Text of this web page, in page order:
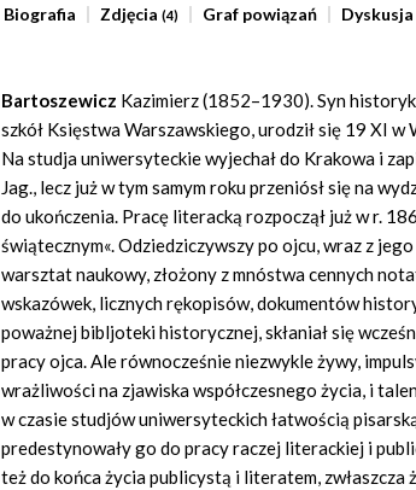
Biografia Zdjęcia(4) Graf powiązań Dyskusja
Bartoszewicz Kazimierz (1852–1930). Syn
szkół Księstwa Warszawskiego, urodził się 19 XI w
Na studja uniwersyteckie wyjechał do Krakowa i
Jag., lecz już w tym samym roku przeniósł się na
do ukończenia. Pracę literacką rozpoczął już w r.
świątecznym«. Odziedziczywszy po ojcu, wraz z
warsztat naukowy, złożony z mnóstwa cennych
wskazówek, licznych rękopisów, dokumentów
poważnej bibljoteki historycznej, skłaniał się
pracy ojca. Ale równocześnie niezwykle żywy,
wrażliwości na zjawiska współczesnego życia, i
w czasie studjów uniwersyteckich łatwością
predestynowały go do pracy raczej literackiej i
też do końca życia publicystą i literatem, zwłaszcza